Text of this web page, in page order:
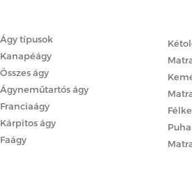
Ágy típusok
Kanapéágy
Összes ágy
Ágyneműtartós ágy
Franciaágy
Kárpitos ágy
Faágy